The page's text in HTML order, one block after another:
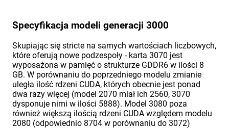
Specyfikacja modeli generacji 3000
Skupiając się stricte na samych wartościach liczbowych,
które oferują nowe podzespoły - karta 3070 jest
wyposażona w pamięć o strukturze GDDR6 w ilości 8
GB. W porównaniu do poprzedniego modelu zmianie
uległa ilość rdzeni CUDA, których obecnie jest ponad
dwa razy więcej (model 2070 miał ich 2560, 3070
dysponuje nimi w ilości 5888). Model 3080 poza
również większą ilością rdzeni CUDA względem modelu
2080 (odpowiednio 8704 w porównaniu do 3072)